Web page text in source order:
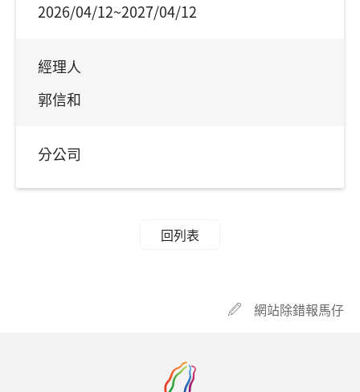
2026/04/12~2027/04/12
經理人
郭信和
分公司
回列表
網站除錯報馬仔